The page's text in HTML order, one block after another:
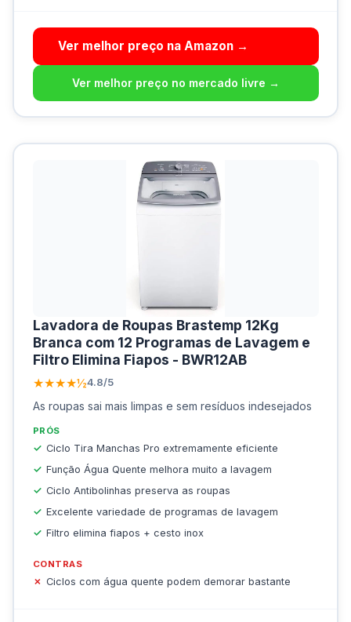
Ver melhor preço na Amazon →
Ver melhor preço no mercado livre →
Lavadora de Roupas Brastemp 12Kg
Branca com 12 Programas de Lavagem e
Filtro Elimina Fiapos - BWR12AB
★★★★½4.8/5
As roupas sai mais limpas e sem resíduos indesejados
PRÓS
Ciclo Tira Manchas Pro extremamente eficiente
Função Água Quente melhora muito a lavagem
Ciclo Antibolinhas preserva as roupas
Excelente variedade de programas de lavagem
Filtro elimina fiapos + cesto inox
CONTRAS
Ciclos com água quente podem demorar bastante